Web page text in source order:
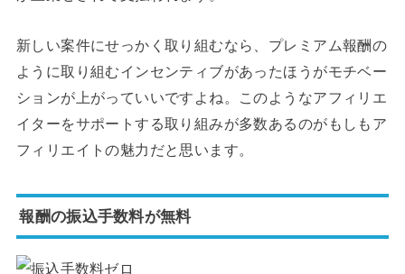
新しい案件にせっかく取り組むなら、プレミアム報酬の
ように取り組むインセンティブがあったほうがモチベー
ションが上がっていいですよね。このようなアフィリエ
イターをサポートする取り組みが多数あるのがもしもア
フィリエイトの魅力だと思います。
報酬の振込手数料が無料